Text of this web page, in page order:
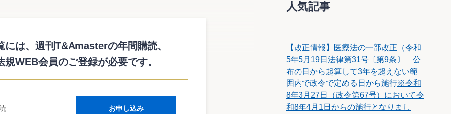
示や再発防止策の実施については、327社（69.9％）が既に取り組
回答した企業139社（29.7％）と合わせると100％近い企業が不祥事
には、週刊T&Amasterの年間購読、
規WEB会員のご登録が必要です。
お申し込み
人気記事
【改正情報】医療法の一部改正（令和
5年5月19日法律第31号〔第9条〕 公
布の日から起算して3年を超えない範
囲内で政令で定める日から施行※令和
8年3月27日（政令第67号）において令
和8年4月1日からの施行となりまし